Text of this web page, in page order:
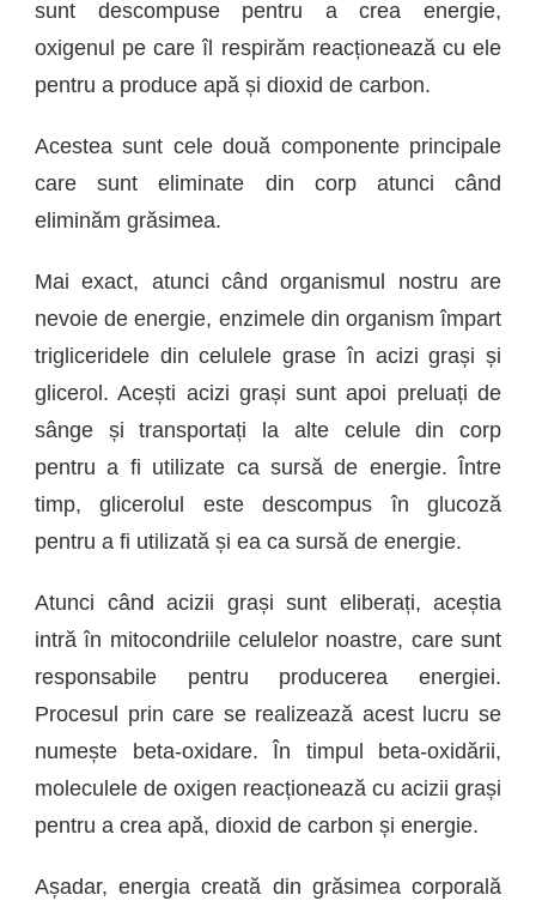
sunt descompuse pentru a crea energie,
oxigenul pe care îl respirăm reacționează cu ele
pentru a produce apă și dioxid de carbon.
Acestea sunt cele două componente principale
care sunt eliminate din corp atunci când
eliminăm grăsimea.
Mai exact, atunci când organismul nostru are
nevoie de energie, enzimele din organism împart
trigliceridele din celulele grase în acizi grași și
glicerol. Acești acizi grași sunt apoi preluați de
sânge și transportați la alte celule din corp
pentru a fi utilizate ca sursă de energie. Între
timp, glicerolul este descompus în glucoză
pentru a fi utilizată și ea ca sursă de energie.
Atunci când acizii grași sunt eliberați, aceștia
intră în mitocondriile celulelor noastre, care sunt
responsabile pentru producerea energiei.
Procesul prin care se realizează acest lucru se
numește beta-oxidare. În timpul beta-oxidării,
moleculele de oxigen reacționează cu acizii grași
pentru a crea apă, dioxid de carbon și energie.
Așadar, energia creată din grăsimea corporală